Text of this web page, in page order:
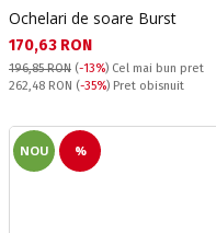
Ochelari de soare Burst
Текуща цена:
170,63 RON
196,85 RON (-13%) Cel mai bun pret
Pret obisnuit:
262,48 RON (-35%) Pret obisnuit
NOU %